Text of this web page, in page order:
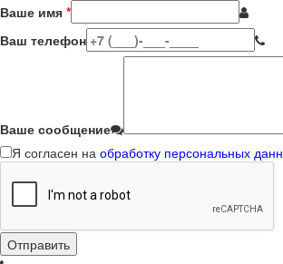
Ваше имя *
Ваш телефон
Ваше сообщение
Я согласен на обработку персональных